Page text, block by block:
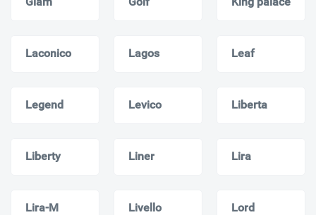
Laconico Lagos Leaf
Legend Levico Liberta
Liberty Liner Lira
Lira-M Livello Lord